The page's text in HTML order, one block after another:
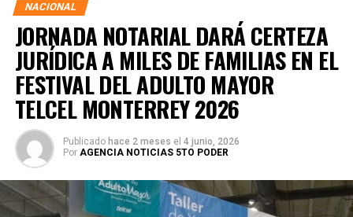
NACIONAL
JORNADA NOTARIAL DARÁ CERTEZA
JURÍDICA A MILES DE FAMILIAS EN EL
FESTIVAL DEL ADULTO MAYOR
TELCEL MONTERREY 2026
Publicado hace 2 meses el 4 junio, 2026
Por AGENCIA NOTICIAS 5TO PODER